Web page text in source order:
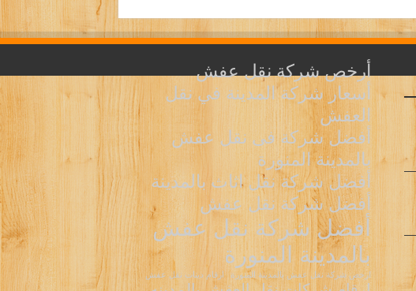
أرخص شركة نقل عفش
أسعار شركة المدينة في نقل
العفش
أفضل شركة فى نقل عفش
بالمدينة المنورة
أفضل شركة نقل اثاث بالمدينة
أفضل شركة نقل عفش
أفضل شركة نقل عفش
بالمدينة المنورة
ارخص شركة نقل عفش بالمدينة المنورة ارقام دينات نقل عفش